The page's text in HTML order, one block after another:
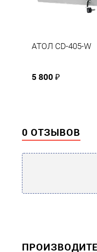
АТОЛ CD-405-W
5 800 ₽
0 ОТЗЫВОВ